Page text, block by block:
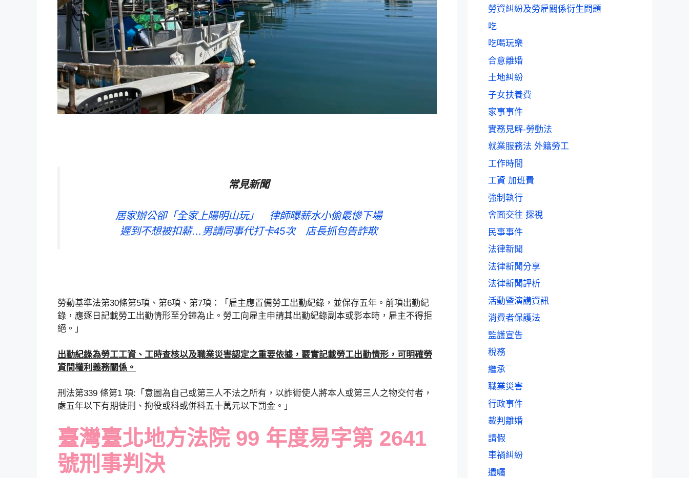
常見新聞
居家辦公卻「全家上陽明山玩」 律師曝薪水小偷最慘下場
遲到不想被扣薪…男請同事代打卡45次 店長抓包告詐欺
勞動基準法第30條第5項、第6項、第7項：「雇主應置備勞工出勤紀錄，並保存五年。前項出勤紀
錄，應逐日記載勞工出勤情形至分鐘為止。勞工向雇主申請其出勤紀錄副本或影本時，雇主不得拒
絕。」
出勤紀錄為勞工工資、工時查核以及職業災害認定之重要依據，覈實記載勞工出勤情形，可明確勞
資間權利義務關係。
刑法第339 條第1 項:「意圖為自己或第三人不法之所有，以詐術使人將本人或第三人之物交付者，
處五年以下有期徒刑、拘役或科或併科五十萬元以下罰金。」
臺灣臺北地方法院 99 年度易字第 2641
號刑事判決
勞資糾紛及勞雇關係衍生問題
吃
吃喝玩樂
合意離婚
土地糾紛
子女扶養費
家事事件
實務見解-勞動法
就業服務法 外籍勞工
工作時間
工資 加班費
強制執行
會面交往 探視
民事事件
法律新聞
法律新聞分享
法律新聞評析
活動暨演講資訊
消費者保護法
監護宣告
稅務
繼承
職業災害
行政事件
裁判離婚
請假
車禍糾紛
遺囑